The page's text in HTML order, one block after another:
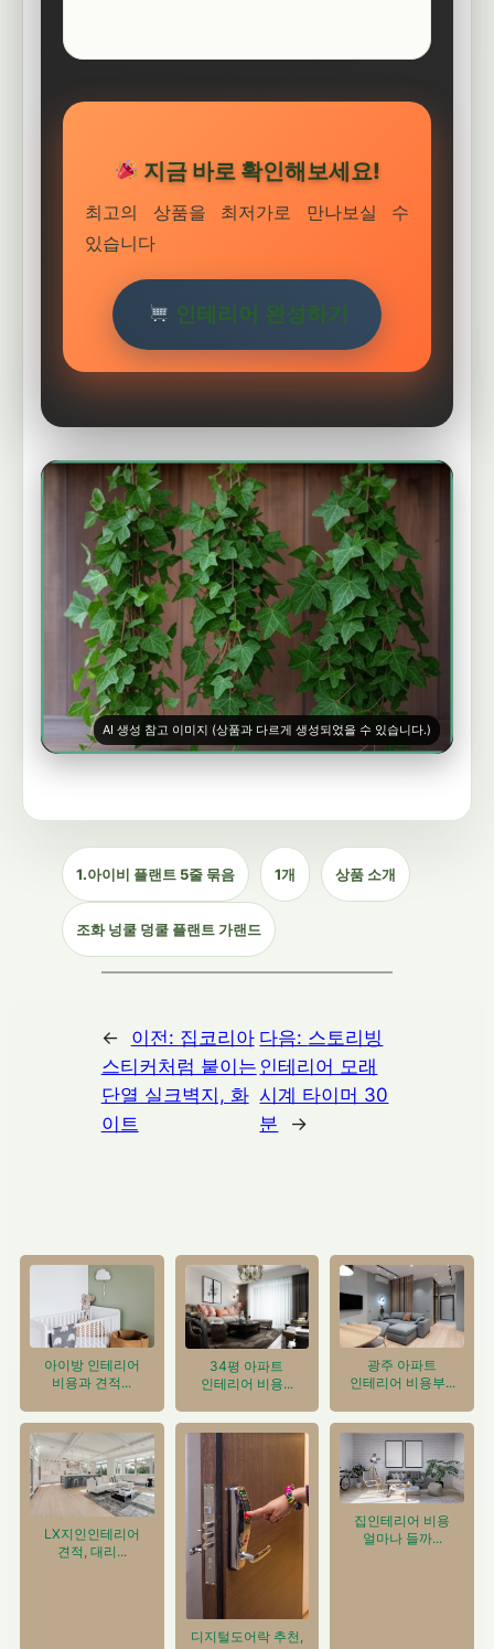
지금 바로 확인해보세요!
최고의 상품을 최저가로 만나보실 수
있습니다
인테리어 완성하기
AI 생성 참고 이미지 (상품과 다르게 생성되었을 수 있습니다.)
1.아이비 플랜트 5줄 묶음 1개 상품 소개
조화 넝쿨 덩쿨 플랜트 가랜드
← 이전: 집코리아
스티커처럼 붙이는
단열 실크벽지, 화
이트
다음: 스토리빙
인테리어 모래
시계 타이머 30
분
→
아이방 인테리어
비용과 견적...
34평 아파트
인테리어 비용...
광주 아파트
인테리어 비용부...
LX지인인테리어
견적, 대리...
디지털도어락 추천,
집인테리어 비용
얼마나 들까...